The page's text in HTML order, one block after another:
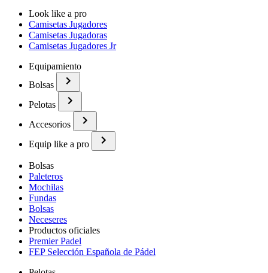
Look like a pro
Camisetas Jugadores
Camisetas Jugadoras
Camisetas Jugadores Jr
Equipamiento
Bolsas
Pelotas
Accesorios
Equip like a pro
Bolsas
Paleteros
Mochilas
Fundas
Bolsas
Neceseres
Productos oficiales
Premier Padel
FEP Selección Española de Pádel